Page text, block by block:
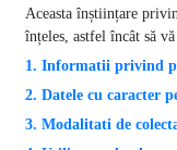
Aceasta înștiințare
înțeles, astfel încât să
1. Informatii privind
2. Datele cu caracter
3. Modalitati de